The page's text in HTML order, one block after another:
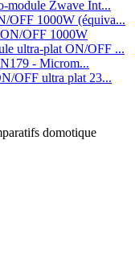
module Zwave Int...
OFF 1000W (équiva...
OFF 1000W
ultra-plat ON/OFF ...
- Microm...
OFF ultra plat 23...
domotique